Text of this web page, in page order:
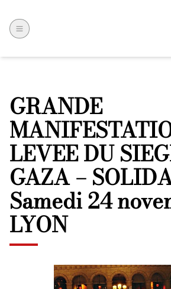
GRANDE
LEVEE DU
GAZA –
Samedi 24
LYON